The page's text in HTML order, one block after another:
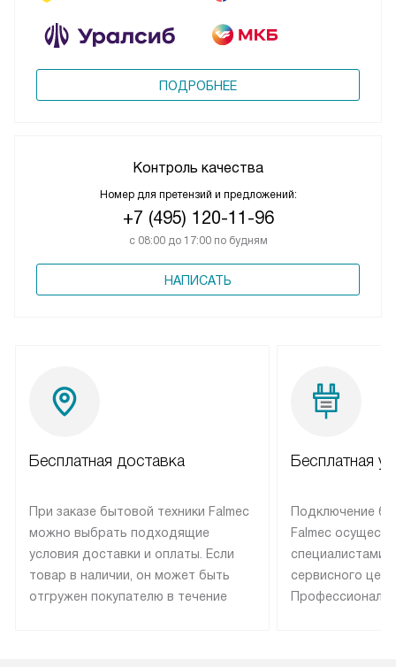
ПОДРОБНЕЕ
Контроль качества
Номер для претензий и предложений:
+7 (495) 120-11-96
с 08:00 до 17:00 по будням
НАПИСАТЬ
Бесплатная доставка
При заказе бытовой техники Falmec
можно выбрать подходящие
условия доставки и оплаты. Если
товар в наличии, он может быть
отгружен покупателю в течение
Бесплатная
Подключение
Falmec
специалистами
сервисного